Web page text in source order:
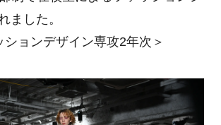
ました。
ションデザイン専攻2年次＞